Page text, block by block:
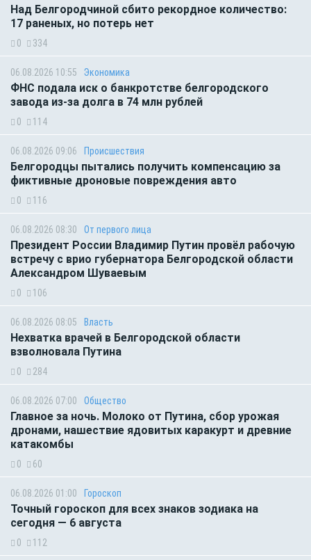
Над Белгородчиной сбито рекордное количество:
17 раненых, но потерь нет
0 334
06.08.2026 10:55 Экономика
ФНС подала иск о банкротстве белгородского
завода из-за долга в 74 млн рублей
0 114
06.08.2026 09:06 Происшествия
Белгородцы пытались получить компенсацию за
фиктивные дроновые повреждения авто
0 116
06.08.2026 08:30 От первого лица
Президент России Владимир Путин провёл рабочую
встречу с врио губернатора Белгородской области
Александром Шуваевым
0 106
06.08.2026 08:05 Власть
Нехватка врачей в Белгородской области
взволновала Путина
0 284
06.08.2026 07:00 Общество
Главное за ночь. Молоко от Путина, сбор урожая
дронами, нашествие ядовитых каракурт и древние
катакомбы
0 60
06.08.2026 01:00 Гороскоп
Точный гороскоп для всех знаков зодиака на
сегодня — 6 августа
0 112